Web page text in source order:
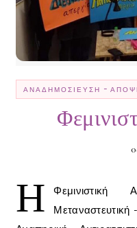
ΑΝΑΔΗΜΟΣΊΕΥΣΗ -
Η
Μεταναστευτική